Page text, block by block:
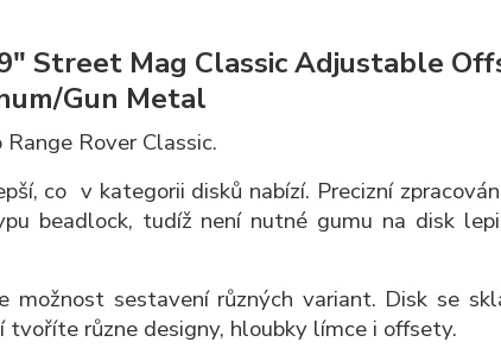
Street Mag Classic Adjustable
Gun Metal
Rover Classic.
co v kategorii disků nabízí. Precizní
beadlock, tudíž není nutné gumu na disk
sestavení různých variant. Disk se
tvoříte různe designy, hloubky límce i offsety.